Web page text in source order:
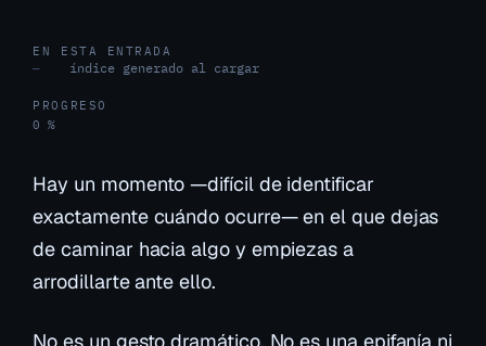
EN ESTA ENTRADA
—
índice generado al cargar
PROGRESO
0 %
Hay un momento —difícil de identificar
exactamente cuándo ocurre— en el que dejas
de caminar hacia algo y empiezas a
arrodillarte ante ello.